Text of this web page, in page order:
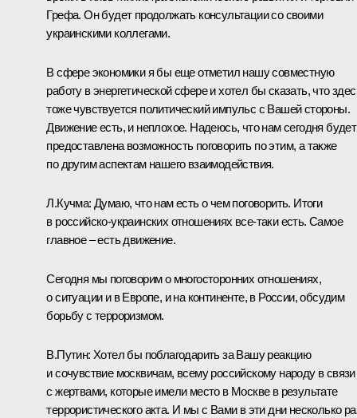
Грефа. Он будет продолжать консультации со своими
украинскими коллегами.
В сфере экономики я бы еще отметил нашу совместную
работу в энергетической сфере и хотел бы сказать, что
тоже чувствуется политический импульс с Вашей стороны.
Движение есть, и неплохое. Надеюсь, что нам сегодня будет
предоставлена возможность поговорить по этим, а также
по другим аспектам нашего взаимодействия.
Л.Кучма: Думаю, что нам есть о чем поговорить. Итоги
в российско-украинских отношениях все‑таки есть. Самое
главное – есть движение.
Сегодня мы поговорим о многосторонних отношениях,
о ситуации и в Европе, и на континенте, в России, обсудим
борьбу с терроризмом.
В.Путин: Хотел бы поблагодарить за Вашу реакцию
и сочувствие москвичам, всему российскому народу в связи
с жертвами, которые имели место в Москве в результате
террористического акта. И мы с Вами в эти дни несколько